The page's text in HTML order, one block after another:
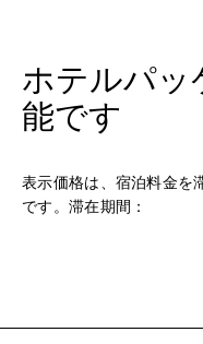
ホテルパッ
能です
表示価格は、宿泊料金を
です。滞在期間：